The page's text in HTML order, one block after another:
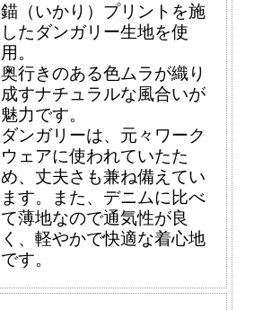
錨（いかり）プリントを施
したダンガリー生地を使
用。
奥行きのある色ムラが織り
成すナチュラルな風合いが
魅力です。
ダンガリーは、元々ワーク
ウェアに使われていたた
め、丈夫さも兼ね備えてい
ます。また、デニムに比べ
て薄地なので通気性が良
く、軽やかで快適な着心地
です。